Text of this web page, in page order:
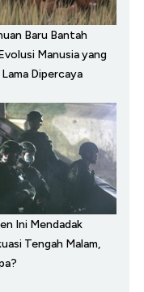
Baru Bantah
Manusia yang
Dipercaya
Ini Mendadak
Tengah Malam,